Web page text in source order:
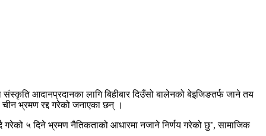
आदानप्रदानका लागि बिहीबार दिउँसो बालेनको बेइजिङतर्फ जाने तय
भ्रमण रद्द गरेको जनाएका छन् ।
५ दिने भ्रमण नैतिकताको आधारमा नजाने निर्णय गरेको छु’, सामाजिक